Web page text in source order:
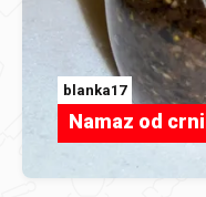
blanka17
Namaz od